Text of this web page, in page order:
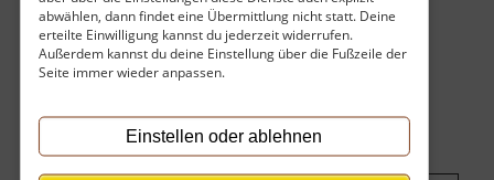
abwählen, dann findet eine Übermittlung nicht statt. Deine
erteilte Einwilligung kannst du jederzeit widerrufen.
Außerdem kannst du deine Einstellung über die Fußzeile der
Seite immer wieder anpassen.
Einstellen oder ablehnen